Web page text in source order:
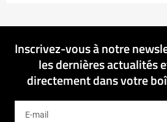
Inscrivez-vous à notre
les dernières actualités
directement dans votre